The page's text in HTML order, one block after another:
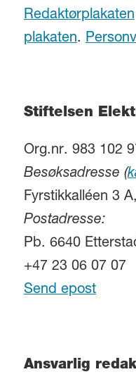
Redaktørplakaten
plakaten.
Stiftelsen
Org.nr. 983 102
Besøksadresse (
Fyrstikkalléen 3
Postadresse:
Pb. 6640
+47 23 06 07 07
Send epost
Ansvarlig